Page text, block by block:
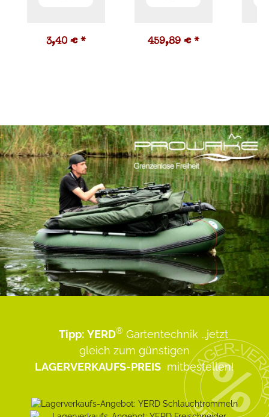
3,40 € * 459,89 € *
Tipp: YERD® Gartentechnik ...jetzt
gleich zum günstigen
LAGERVERKAUFS-PREIS mitbestellen!